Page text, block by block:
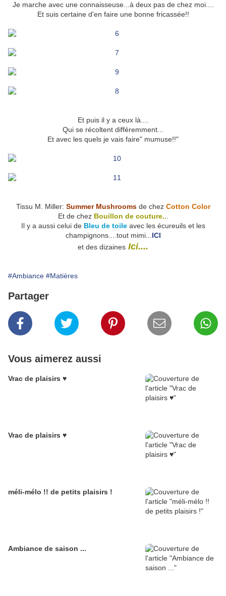
Je marche avec une connaisseuse...à deux pas de chez moi....
Et suis certaine d'en faire une bonne fricassée!!
Et puis il y a ceux là....
Qui se récoltent différemment...
Et avec les quels je vais faire" mumuse!!"
Tissu M. Miller: Summer Mushrooms de chez Cotton Color
Et de chez Bouillon de couture..
Il y a aussi celui de Bleu de toileavec les écureuils et les
champignons....tout mimi... ICI
et des dizaines Ici....
#Ambiance #Matières
Partager
Vous aimerez aussi
Vrac de plaisirs ♥
Vrac de plaisirs ♥
méli-mélo !! de petits plaisirs !
Ambiance de saison ...